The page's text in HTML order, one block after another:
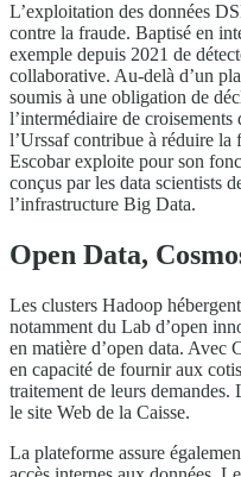
L’exploitation des données
contre la fraude. Baptisé en
exemple depuis 2021 de
collaborative. Au-delà d’un
soumis à une obligation de
l’intermédiaire de croisements
l’Urssaf contribue à réduire
Escobar exploite pour son
conçus par les data scientists
l’infrastructure Big Data.
Open Data,
Les clusters Hadoop
notamment du Lab d’open
en matière d’open data. Avec
en capacité de fournir aux
traitement de leurs demandes.
le site Web de la Caisse.
La plateforme assure